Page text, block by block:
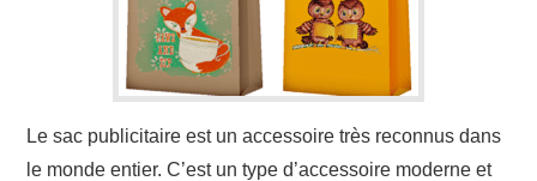
Le sac publicitaire est un accessoire très reconnus dans
le monde entier. C’est un type d’accessoire moderne et